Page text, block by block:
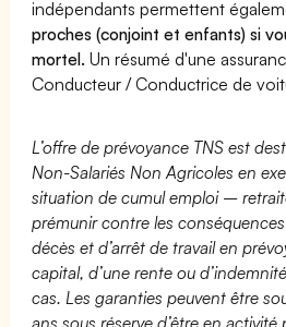
indépendants permettent
proches (conjoint et enfants) si
mortel. Un résumé d'une
Conducteur / Conductrice de
L’offre de prévoyance TNS est
Non-Salariés Non Agricoles en
situation de cumul emploi –
prémunir contre les
décès et d’arrêt de travail en
capital, d’une rente ou
cas. Les garanties peuvent être
ans sous réserve d’être en